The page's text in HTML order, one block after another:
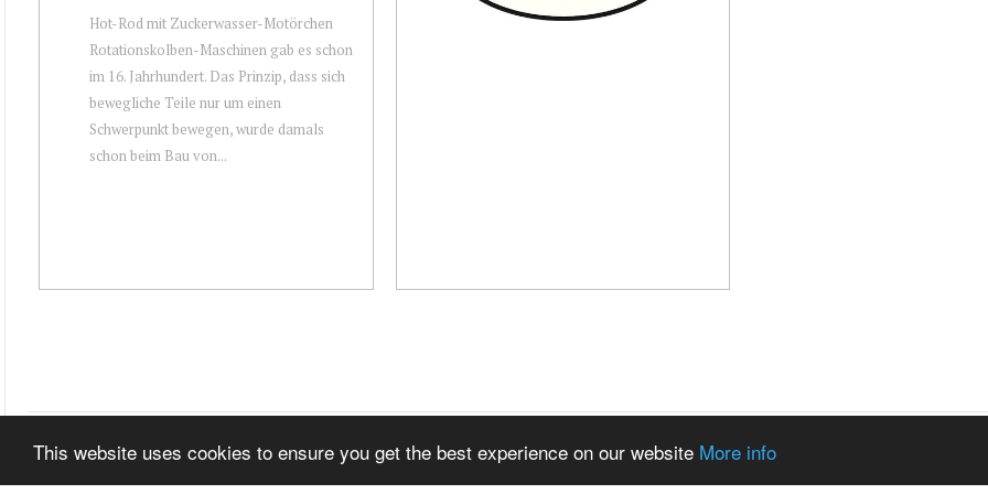
This website uses cookies to ensure you get the best experience on our website More info
Hot-Rod mit Zuckerwasser-Motörchen
Rotationskolben-Maschinen gab es schon
im 16. Jahrhundert. Das Prinzip, dass sich
bewegliche Teile nur um einen
Schwerpunkt bewegen, wurde damals
schon beim Bau von...